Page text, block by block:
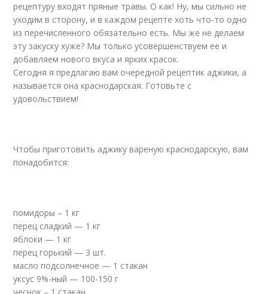
рецептуру входят пряные травы. О как! Ну, мы сильно не
уходим в сторону, и в каждом рецепте хоть что-то одно
из перечисленного обязательно есть. Мы же не делаем
эту закуску хуже? Мы только усовершенствуем ее и
добавляем нового вкуса и ярких красок.
Сегодня я предлагаю вам очередной рецептик аджики, а
называется она краснодарская. Готовьте с
удовольствием!
Чтобы приготовить аджику вареную краснодарскую, вам
понадобится:
помидоры – 1 кг
перец сладкий — 1 кг
яблоки — 1 кг
перец горький — 3 шт.
масло подсолнечное — 1 стакан
уксус 9%-ный — 100-150 г